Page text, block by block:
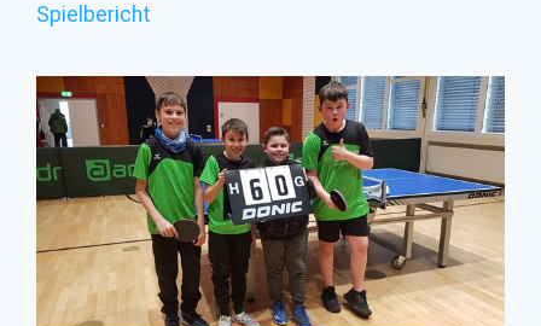
Spielbericht